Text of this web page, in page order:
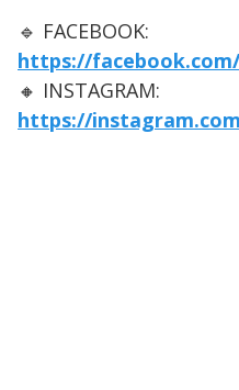
🔹 FACEBOOK:
https://
🔸 INSTAGRAM:
https://